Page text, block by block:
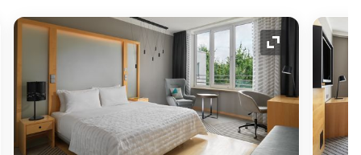
"Ausklappen" Symbol